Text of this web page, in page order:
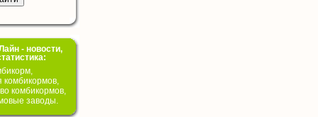
- новости,
комбикормов,
комбикормов,
заводы.